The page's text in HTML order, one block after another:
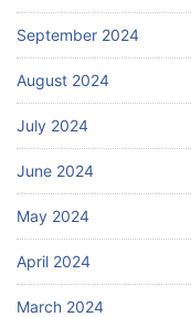
September 2024
August 2024
July 2024
June 2024
May 2024
April 2024
March 2024